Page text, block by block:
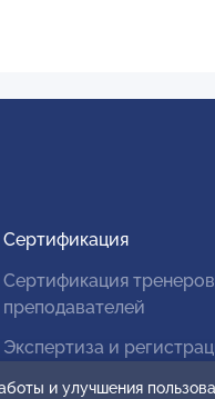
Сертификация
Сертификация
преподавателей
Экспертиза и
и улучшения